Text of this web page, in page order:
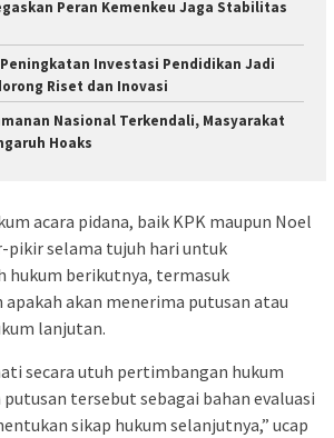
Peran Kemenkeu Jaga Stabilitas
Investasi Pendidikan Jadi
Riset dan Inovasi
Nasional Terkendali, Masyarakat
Hoaks
acara pidana, baik KPK maupun Noel
pikir selama tujuh hari untuk
hukum berikutnya, termasuk
akan menerima putusan atau
lanjutan.
secara utuh pertimbangan hukum
tersebut sebagai bahan evaluasi
sikap hukum selanjutnya,” ucap